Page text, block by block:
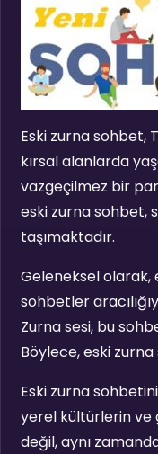
Eski zurna sohbet,
kırsal alanlarda
vazgeçilmez bir
eski zurna sohbet,
taşımaktadır.
Geleneksel olarak,
sohbetler
Zurna sesi, bu
Böylece, eski
Eski zurna
yerel kültürlerin ve
değil, aynı